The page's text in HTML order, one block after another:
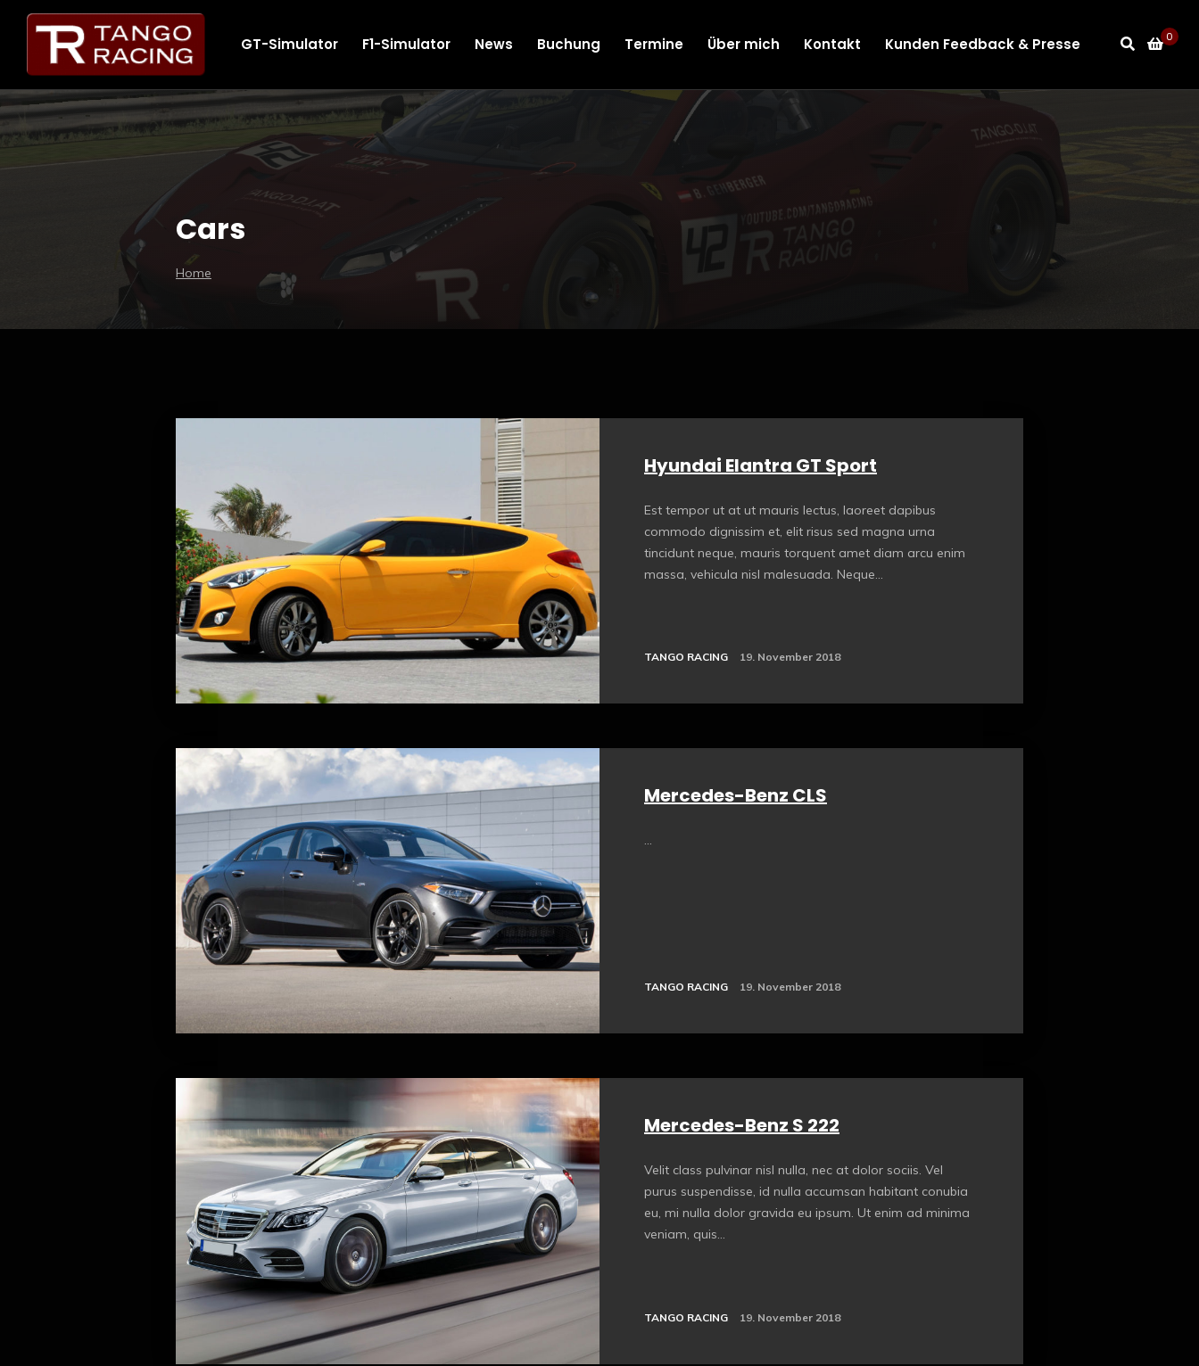
GT-Simulator F1-Simulator News Buchung Termine Über mich Kontakt Kunden Feedback & Presse 0
Cars
Home
Hyundai Elantra GT Sport
Est tempor ut at ut mauris lectus, laoreet dapibus
commodo dignissim et, elit risus sed magna urna
tincidunt neque, mauris torquent amet diam arcu enim
massa, vehicula nisl malesuada. Neque...
TANGO RACING 19. November 2018
Mercedes-Benz CLS
...
TANGO RACING 19. November 2018
Mercedes-Benz S 222
Velit class pulvinar nisl nulla, nec at dolor sociis. Vel
purus suspendisse, id nulla accumsan habitant conubia
eu, mi nulla dolor gravida eu ipsum. Ut enim ad minima
veniam, quis...
TANGO RACING 19. November 2018